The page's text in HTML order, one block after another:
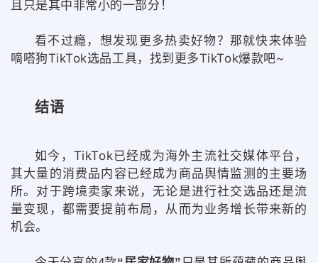
且只是其中非常小的一部分！
看不过瘾，想发现更多热卖好物？那就快来体验
嘀嗒狗TikTok选品工具，找到更多TikTok爆款吧~
结语
如今，TikTok已经成为海外主流社交媒体平台，
其大量的消费品内容已经成为商品舆情监测的主要场
所。对于跨境卖家来说，无论是进行社交选品还是流
量变现，都需要提前布局，从而为业务增长带来新的
机会。